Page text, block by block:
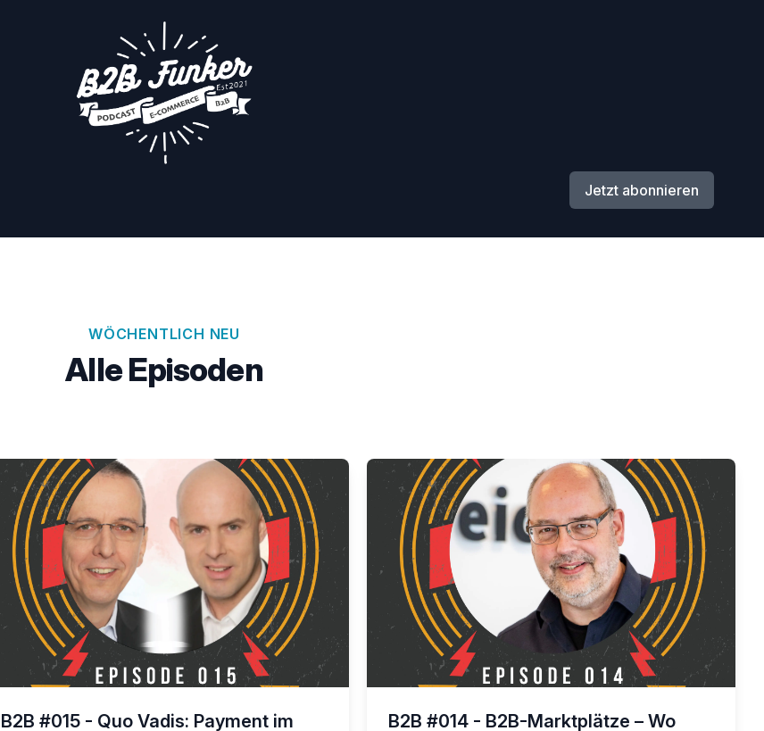
Jetzt abonnieren
WÖCHENTLICH NEU
Alle Episoden
B2B #015 - Quo Vadis: Payment im
B2B #014 - B2B-Marktplätze – Wo